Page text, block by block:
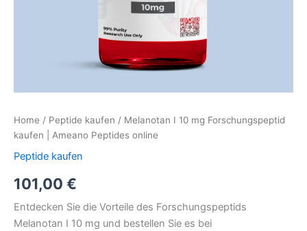
Home / Peptide kaufen / Melanotan I 10 mg Forschungspeptid
kaufen | Ameano Peptides online
Peptide kaufen
101,00 €
Entdecken Sie die Vorteile des Forschungspeptids
Melanotan I 10 mg und bestellen Sie es bei